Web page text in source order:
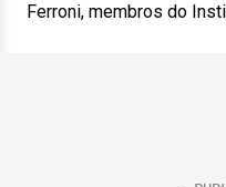
Ferroni, membros do